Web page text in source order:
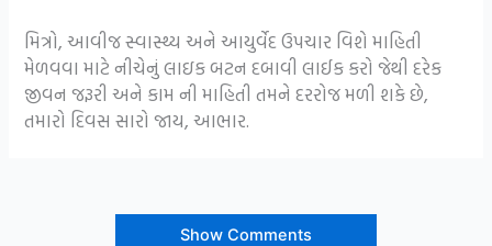
મિત્રો, આવીજ સ્વાસ્થ્ય અને આયુર્વેદ ઉપચાર વિશે માહિતી
મેળવવા માટે નીચેનું લાઇક બટન દબાવી લાઈક કરો જેથી દરેક
જીવન જરૂરી અને કામ ની માહિતી તમને દરરોજ મળી શકે છે,
તમારો દિવસ સારો જાય, આભાર.
Show Comments